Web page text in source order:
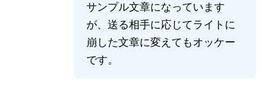
サンプル文章になっています
が、送る相手に応じてライトに
崩した文章に変えてもオッケー
です。